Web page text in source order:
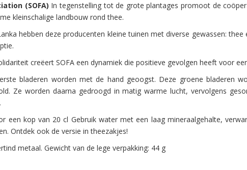
(SOFA) In tegenstelling tot de grote plantages promoot de
kleinschalige landbouw rond thee.
hebben deze producenten kleine tuinen met diverse gewassen:
creëert SOFA een dynamiek die positieve gevolgen heeft voor
bladeren worden met de hand geoogst. Deze groene bladeren
Ze worden daarna gedroogd in matig warme lucht, vervolgens
een kop van 20 cl Gebruik water met een laag mineraalgehalte,
Ontdek ook de versie in theezakjes!
metaal. Gewicht van de lege verpakking: 44 g